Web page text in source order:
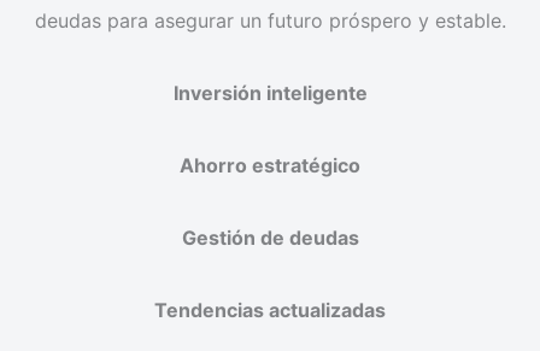
deudas para asegurar un futuro próspero y estable.
Inversión inteligente
Ahorro estratégico
Gestión de deudas
Tendencias actualizadas